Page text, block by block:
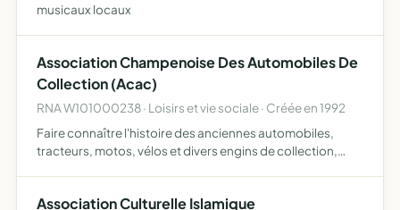
musicaux locaux
Association Champenoise Des Automobiles De
Collection (Acac)
RNA W101000238 · Loisirs et vie sociale · Créée en 1992
Faire connaître l'histoire des anciennes automobiles,
tracteurs, motos, vélos et divers engins de collection,
Association Culturelle Islamique